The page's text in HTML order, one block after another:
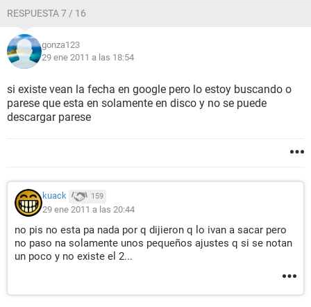
RESPUESTA 7 / 16
gonza123
29 ene 2011 a las 18:54
si existe vean la fecha en google pero lo estoy buscando o
parese que esta en solamente en disco y no se puede
descargar parese
kuack 159
29 ene 2011 a las 20:44
no pis no esta pa nada por q dijieron q lo ivan a sacar pero
no paso na solamente unos pequeños ajustes q si se notan
un poco y no existe el 2...